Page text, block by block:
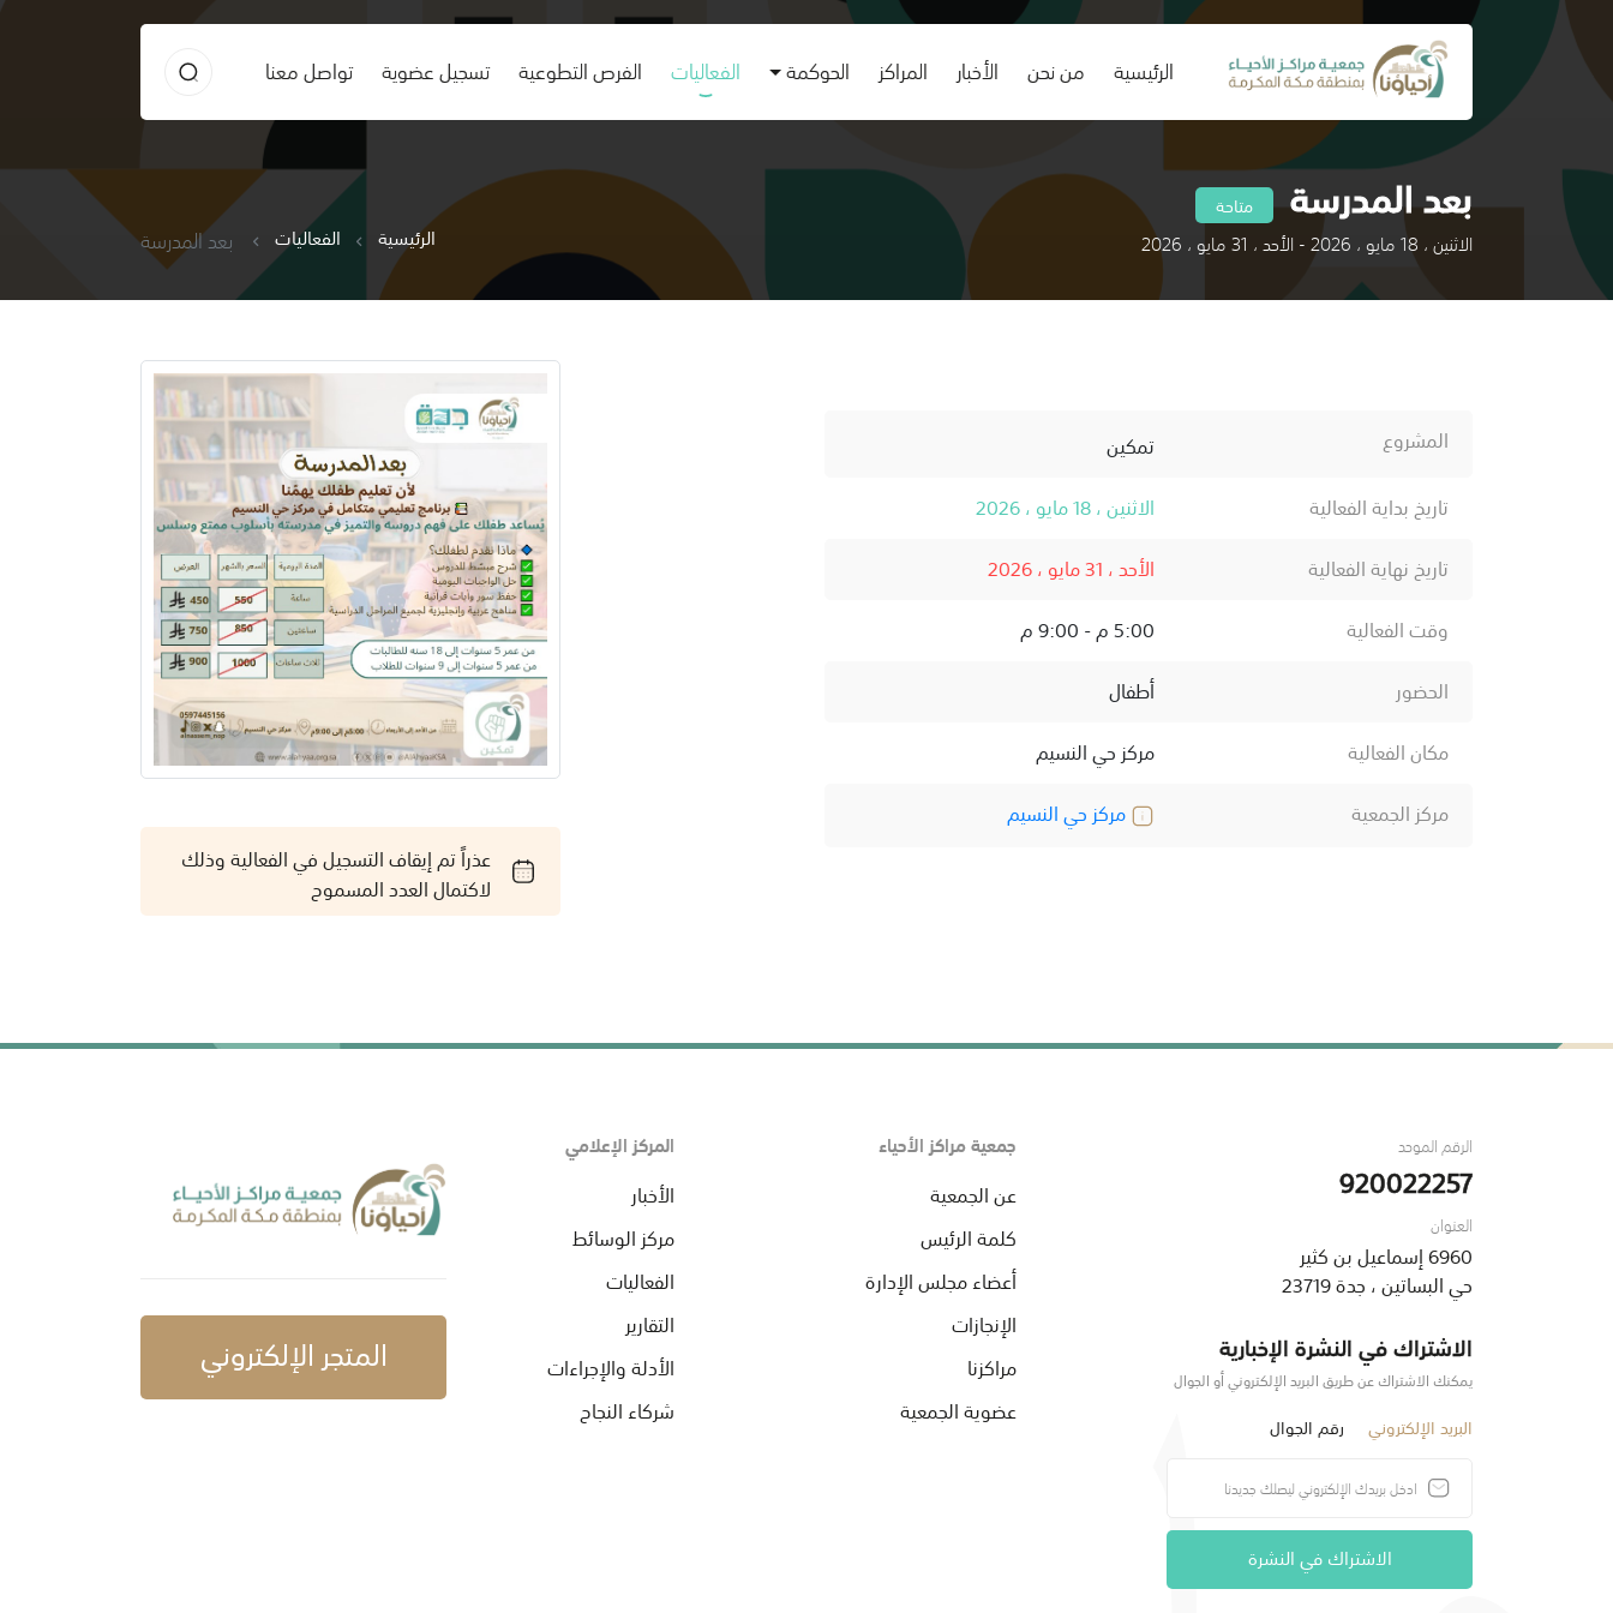
الرئيسية
(current) من نحن الأخبار المراكز الحوكمة الفعاليات الفرص التطوعية تسجيل عضوية تواصل معنا
بعد المدرسة متاحة
الاثنين ، 18 مايو ، 2026 - الأحد ، 31 مايو ، 2026 الرئيسية الفعاليات بعد المدرسة
المشروع
تمكين
تاريخ بداية الفعالية
الاثنين ، 18 مايو ، 2026
تاريخ نهاية الفعالية
الأحد ، 31 مايو ، 2026
وقت الفعالية
5:00 م - 9:00 م
الحضور
أطفال
مكان الفعالية
مركز حي النسيم
مركز الجمعية
مركز حي النسيم
عذراً تم إيقاف التسجيل في الفعالية وذلك
لاكتمال العدد المسموح
الرقم الموحد
920022257
العنوان
6960 إسماعيل بن كثير
حي البساتين ، جدة 23719
الاشتراك في النشرة الإخبارية
يمكنك الاشتراك عن طريق البريد الإلكتروني أو الجوال
البريد الإلكتروني رقم الجوال
الاشتراك في النشرة
جمعية مراكز الأحياء
عن الجمعية
كلمة الرئيس
أعضاء مجلس الإدارة
الإنجازات
مراكزنا
عضوية الجمعية
المركز الإعلامي
الأخبار
مركز الوسائط
الفعاليات
التقارير
الأدلة والإجراءات
شركاء النجاح
المتجر الإلكتروني